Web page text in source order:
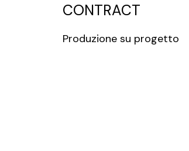
CONTRACT
Produzione su progetto